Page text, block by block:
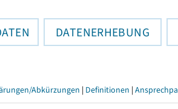
DATENERHEBUNG
Abkürzungen | Definitionen |